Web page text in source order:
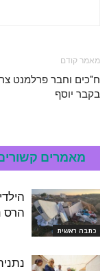
מאמר קודם
ח"כים וחבר פרלמנט
בקבר יוסף
מאמרים
כתבה ראשית
הרס